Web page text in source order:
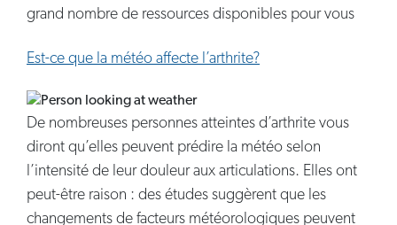
grand nombre de ressources disponibles pour vous
Est-ce que la météo affecte l’arthrite?
De nombreuses personnes atteintes d’arthrite vous
diront qu’elles peuvent prédire la météo selon
l’intensité de leur douleur aux articulations. Elles ont
peut-être raison : des études suggèrent que les
changements de facteurs météorologiques peuvent